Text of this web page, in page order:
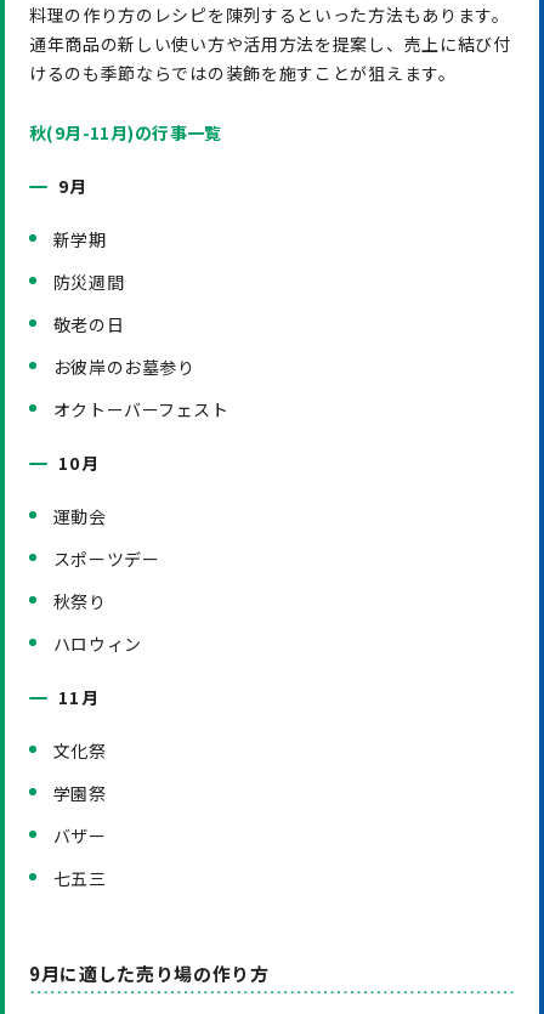
料理の作り方のレシピを陳列するといった方法もあります。
通年商品の新しい使い方や活用方法を提案し、売上に結び付
けるのも季節ならではの装飾を施すことが狙えます。
秋(9月-11月)の行事一覧
9月
新学期
防災週間
敬老の日
お彼岸のお墓参り
オクトーバーフェスト
10月
運動会
スポーツデー
秋祭り
ハロウィン
11月
文化祭
学園祭
バザー
七五三
9月に適した売り場の作り方